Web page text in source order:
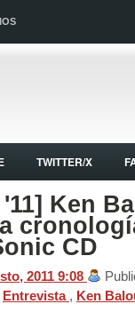
TWITTER/X
'11] Ken
CD
2011 9:08
Entrevista , Ken